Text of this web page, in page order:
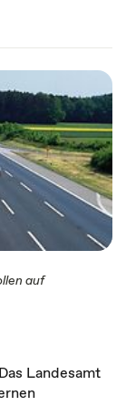
auf
Landesamt